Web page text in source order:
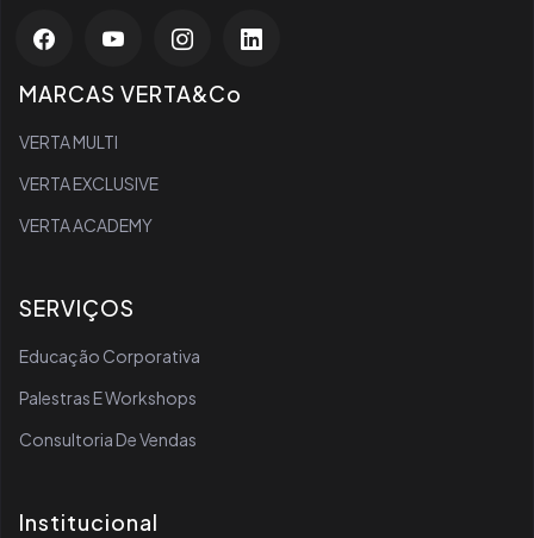
MARCAS VERTA&Co
VERTA MULTI
VERTA EXCLUSIVE
VERTA ACADEMY
SERVIÇOS
Educação Corporativa
Palestras E Workshops
Consultoria De Vendas
Institucional